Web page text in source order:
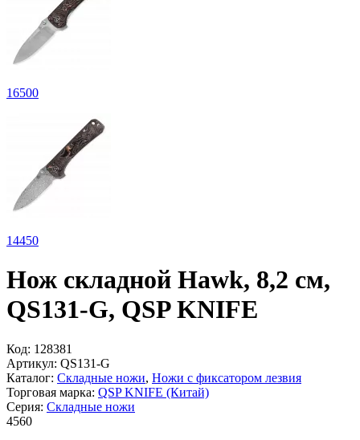
16500
14450
Нож складной Hawk, 8,2 см,
QS131-G, QSP KNIFE
Код: 128381
Артикул: QS131-G
Каталог: Складные ножи, Ножи с фиксатором лезвия
Торговая марка: QSP KNIFE (Китай)
Серия: Складные ножи
4560